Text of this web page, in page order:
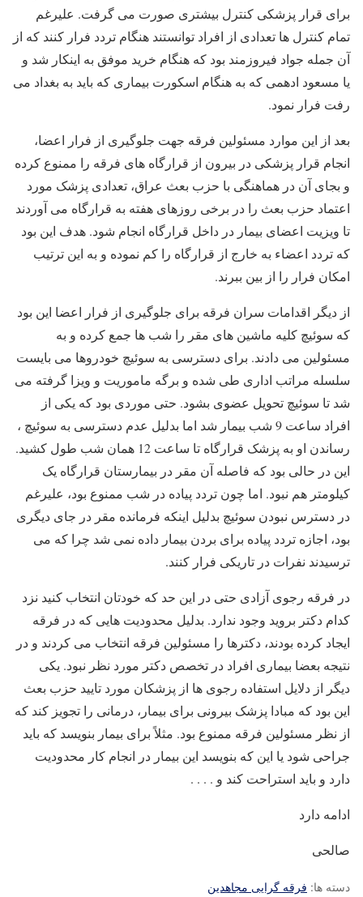
برای قرار پزشکی کنترل بیشتری صورت می گرفت. علیرغم
تمام کنترل ها تعدادی از افراد توانستند هنگام تردد فرار کنند که از
آن جمله جواد فیروزمند بود که هنگام خرید موفق به اینکار شد و
یا مسعود ادهمی که به هنگام اسکورت بیماری که باید به بغداد می
رفت فرار نمود.
بعد از این موارد مسئولین فرقه جهت جلوگیری از فرار اعضا،
انجام قرار پزشکی در بیرون از قرارگاه های فرقه را ممنوع کرده
و بجای آن در هماهنگی با حزب بعث عراق، تعدادی پزشک مورد
اعتماد حزب بعث را در برخی روزهای هفته به قرارگاه می آوردند
تا ویزیت اعضای بیمار در داخل قرارگاه انجام شود. هدف این بود
که تردد اعضاء به خارج از قرارگاه را کم نموده و به این ترتیب
امکان فرار را از بین ببرند.
از دیگر اقدامات سران فرقه برای جلوگیری از فرار اعضا این بود
که سوئیچ کلیه ماشین های مقر را شب ها جمع کرده و به
مسئولین می دادند. برای دسترسی به سوئیچ خودروها می بایست
سلسله مراتب اداری طی شده و برگه ماموریت و ویزا گرفته می
شد تا سوئیچ تحویل عضوی بشود. حتی موردی بود که یکی از
افراد ساعت 9 شب بیمار شد اما بدلیل عدم دسترسی به سوئیچ ،
رساندن او به پزشک قرارگاه تا ساعت 12 همان شب طول کشید.
این در حالی بود که فاصله آن مقر در بیمارستان قرارگاه یک
کیلومتر هم نبود. اما چون تردد پیاده در شب ممنوع بود، علیرغم
در دسترس نبودن سوئیچ بدلیل اینکه فرمانده مقر در جای دیگری
بود، اجازه تردد پیاده برای بردن بیمار داده نمی شد چرا که می
ترسیدند نفرات در تاریکی فرار کنند.
در فرقه رجوی آزادی حتی در این حد که خودتان انتخاب کنید نزد
کدام دکتر بروید وجود ندارد. بدلیل محدودیت هایی که در فرقه
ایجاد کرده بودند، دکترها را مسئولین فرقه انتخاب می کردند و در
نتیجه بعضا بیماری افراد در تخصص دکتر مورد نظر نبود. یکی
دیگر از دلایل استفاده رجوی ها از پزشکان مورد تایید حزب بعث
این بود که مبادا پزشک بیرونی برای بیمار، درمانی را تجویز کند که
از نظر مسئولین فرقه ممنوع بود. مثلاً برای بیمار بنویسد که باید
جراحی شود یا این که بنویسد این بیمار در انجام کار محدودیت
دارد و باید استراحت کند و . . . .
ادامه دارد
صالحی
دسته ها: فرقه گرایی مجاهدین